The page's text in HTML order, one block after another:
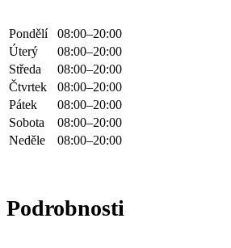
Pondělí
08:00–20:00
Úterý
08:00–20:00
Středa
08:00–20:00
Čtvrtek
08:00–20:00
Pátek
08:00–20:00
Sobota
08:00–20:00
Neděle
08:00–20:00
Podrobnosti